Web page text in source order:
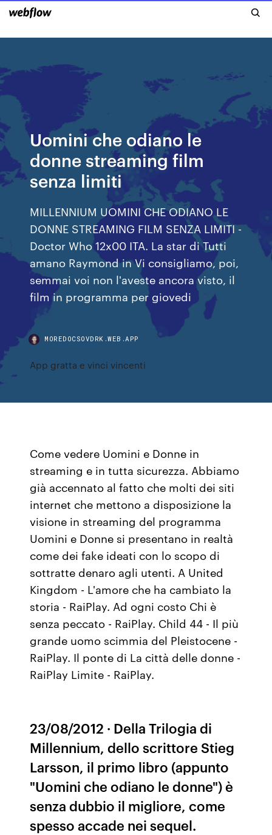
Uomini che odiano le
donne streaming film
senza limiti
MILLENNIUM UOMINI CHE ODIANO LE
DONNE STREAMING FILM SENZA LIMITI -
Doctor Who 12x00 ITA. La star di Tutti
amano Raymond in Vi consigliamo, poi,
semmai voi non l'aveste ancora visto, il
film in programma per giovedi
MOREDOCSOVDRK.WEB.APP
App gratta e vinci vincenti
Come vedere Uomini e Donne in
streaming e in tutta sicurezza. Abbiamo
già accennato al fatto che molti dei siti
internet che mettono a disposizione la
visione in streaming del programma
Uomini e Donne si presentano in realtà
come dei fake ideati con lo scopo di
sottratte denaro agli utenti. A United
Kingdom - L'amore che ha cambiato la
storia - RaiPlay. Ad ogni costo Chi è
senza peccato - RaiPlay. Child 44 - Il più
grande uomo scimmia del Pleistocene -
RaiPlay. Il ponte di La città delle donne -
RaiPlay Limite - RaiPlay.
23/08/2012 · Della Trilogia di
Millennium, dello scrittore Stieg
Larsson, il primo libro (appunto
"Uomini che odiano le donne") è
senza dubbio il migliore, come
spesso accade nei sequel.